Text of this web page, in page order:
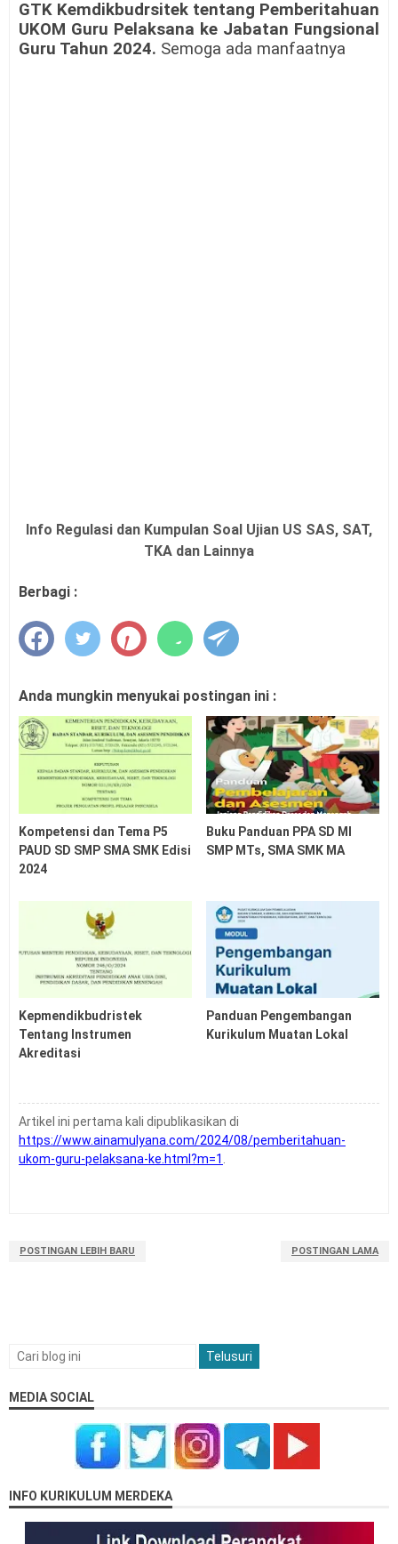
GTK Kemdikbudrsitek tentang Pemberitahuan
UKOM Guru Pelaksana ke Jabatan Fungsional
Guru Tahun 2024. Semoga ada manfaatnya
Info Regulasi dan Kumpulan Soal Ujian US SAS, SAT,
TKA dan Lainnya
Berbagi :
Anda mungkin menyukai postingan ini :
Kompetensi dan Tema P5
PAUD SD SMP SMA SMK Edisi
2024
Buku Panduan PPA SD MI
SMP MTs, SMA SMK MA
Kepmendikbudristek
Tentang Instrumen
Akreditasi
Panduan Pengembangan
Kurikulum Muatan Lokal
Artikel ini pertama kali dipublikasikan di
https://www.ainamulyana.com/2024/08/pemberitahuan-
ukom-guru-pelaksana-ke.html?m=1 .
POSTINGAN LEBIH BARU POSTINGAN LAMA
MEDIA SOCIAL
INFO KURIKULUM MERDEKA